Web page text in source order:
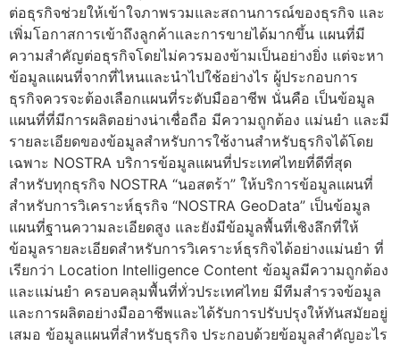
ต่อธุรกิจช่วยให้เข้าใจภาพรวมและสถานการณ์ของธุรกิจ และ
เพิ่มโอกาสการเข้าถึงลูกค้าและการขายได้มากขึ้น แผนที่มี
ความสำคัญต่อธุรกิจโดยไม่ควรมองข้ามเป็นอย่างยิ่ง แต่จะหา
ข้อมูลแผนที่จากที่ไหนและนำไปใช้อย่างไร ผู้ประกอบการ
ธุรกิจควรจะต้องเลือกแผนที่ระดับมืออาชีพ นั่นคือ เป็นข้อมูล
แผนที่ที่มีการผลิตอย่างน่าเชื่อถือ มีความถูกต้อง แม่นยำ และมี
รายละเอียดของข้อมูลสำหรับการใช้งานสำหรับธุรกิจได้โดย
เฉพาะ NOSTRA บริการข้อมูลแผนที่ประเทศไทยที่ดีที่สุด
สำหรับทุกธุรกิจ NOSTRA “นอสตร้า” ให้บริการข้อมูลแผนที่
สำหรับการวิเคราะห์ธุรกิจ “NOSTRA GeoData” เป็นข้อมูล
แผนที่ฐานความละเอียดสูง และยังมีข้อมูลพื้นที่เชิงลึกที่ให้
ข้อมูลรายละเอียดสำหรับการวิเคราะห์ธุรกิจได้อย่างแม่นยำ ที่
เรียกว่า Location Intelligence Content ข้อมูลมีความถูกต้อง
และแม่นยำ ครอบคลุมพื้นที่ทั่วประเทศไทย มีทีมสำรวจข้อมูล
และการผลิตอย่างมืออาชีพและได้รับการปรับปรุงให้ทันสมัยอยู่
เสมอ ข้อมูลแผนที่สำหรับธุรกิจ ประกอบด้วยข้อมูลสำคัญอะไร